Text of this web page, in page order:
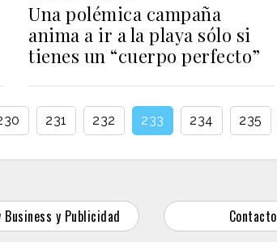
Una polémica campaña
anima a ir a la playa sólo si
tienes un “cuerpo perfecto”
231 232 233 234 235
Business y Publicidad Contacto